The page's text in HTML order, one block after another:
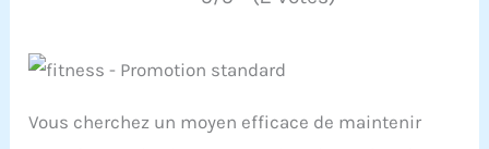
Vous cherchez un moyen efficace de maintenir